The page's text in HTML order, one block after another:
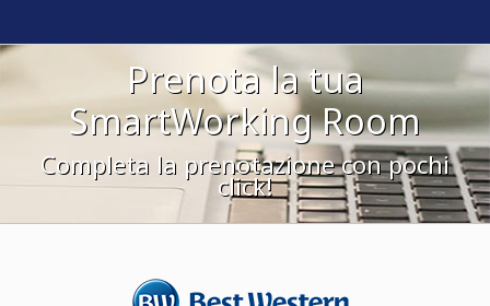
Prenota la tua
SmartWorking Room
Completa la prenotazione con pochi
click!